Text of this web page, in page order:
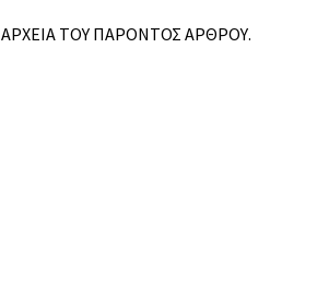
ΤΟΥ ΠΑΡΟΝΤΟΣ ΑΡΘΡΟΥ.